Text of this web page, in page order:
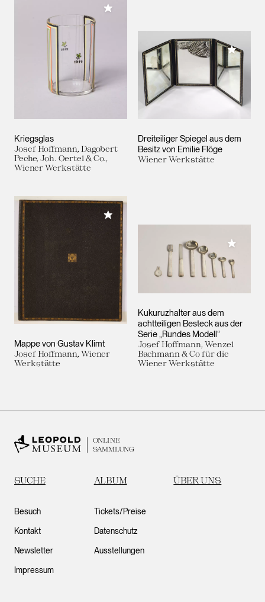
Kriegsglas
Josef Hoffmann, Dagobert
Peche, Joh. Oertel & Co.,
Wiener Werkstätte
Meiner Sammlung hinzufügen
Dreiteiliger Spiegel aus dem
Besitz von Emilie Flöge
Wiener Werkstätte
Meiner
Mappe von Gustav Klimt
Josef Hoffmann, Wiener
Werkstätte
Meiner Sammlung hinzufügen
Kukuruzhalter aus dem
achtteiligen Besteck aus der
Serie „Rundes Modell“
Josef Hoffmann, Wenzel
Bachmann & Co für die
Wiener Werkstätte
Meiner
ONLINE
SAMMLUNG
SUCHE ALBUM ÜBER UNS
Besuch
Kontakt
Newsletter
Impressum
Tickets/Preise
Datenschutz
Ausstellungen